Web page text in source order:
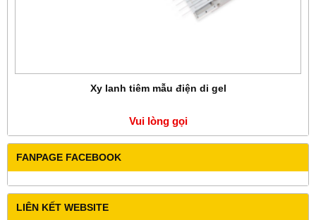
Xy lanh tiêm mẫu điện di gel
Vui lòng gọi
FANPAGE FACEBOOK
LIÊN KẾT WEBSITE